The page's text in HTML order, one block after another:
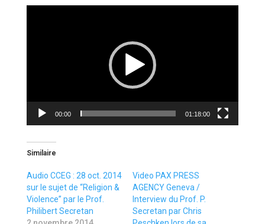
00:00 01:18:00
Similaire
Audio CCEG : 28 oct. 2014
sur le sujet de “Religion &
Violence” par le Prof.
Philibert Secretan
Video PAX PRESS
AGENCY Geneva /
Interview du Prof. P.
Secretan par Chris